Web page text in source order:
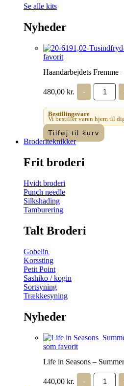
Se alle kits
Nyheder
favorit
Haandarbejdets Fremme
480,00 kr. -
Fremme
-
pude
VO
antal
Bestillingsvare
Vi bestiller varen hjem til
Tilføj til kurv
Broderiteknikker
Frit broderi
Hvidt broderi
Punch needle
Silkshading
Tamburering
Talt Broderi
Gobelin
Korssting
Petit Point
Sashiko / kogin
Sortsyning
Trækkesyning
Nyheder
som favorit
Life in Seasons –
440,00 kr. -
Life